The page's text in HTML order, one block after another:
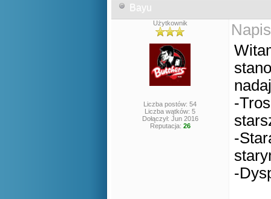
Bayu
Użytkownik
Liczba postów: 54
Liczba wątków: 5
Dołączył: Jun 2016
Reputacja: 26
-
-
-